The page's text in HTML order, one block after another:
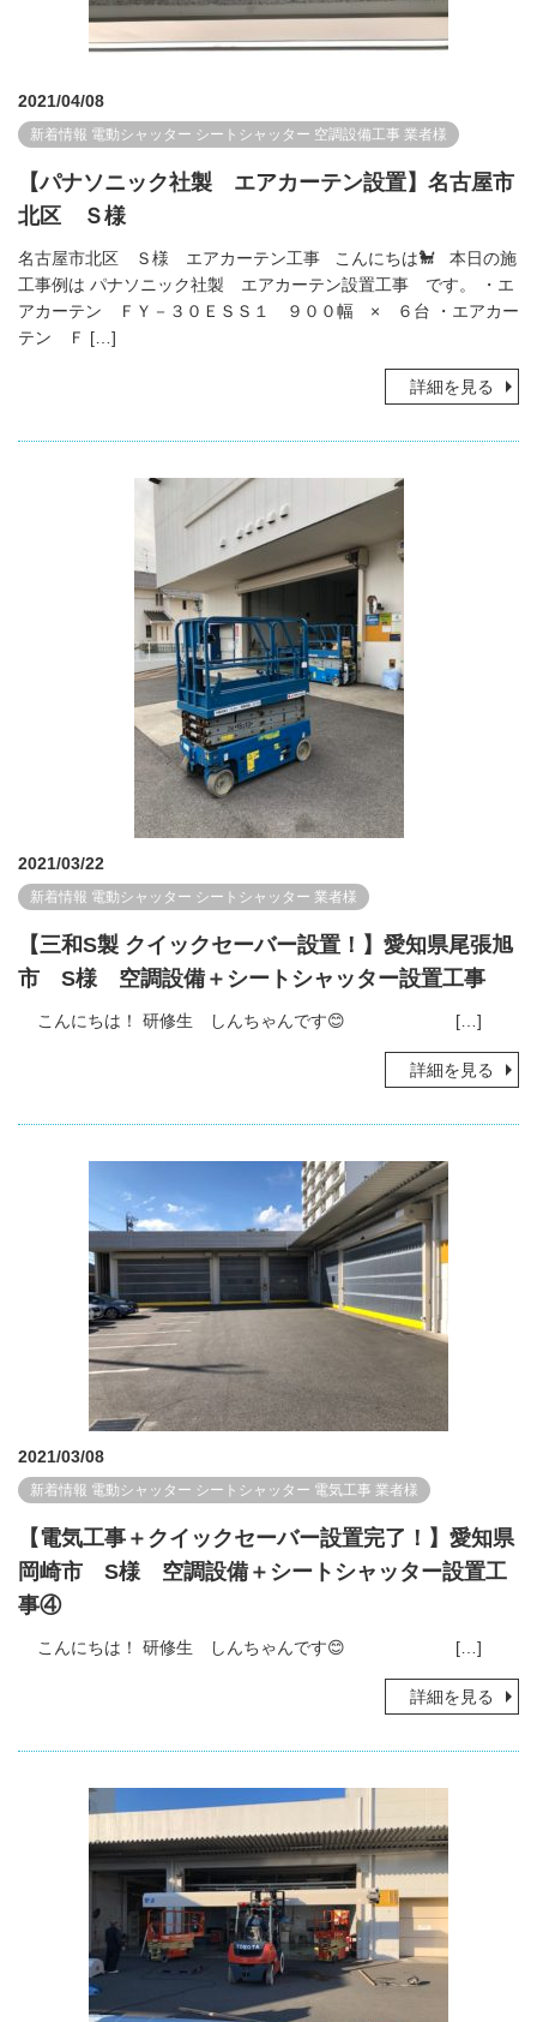
2021/04/08
新着情報 電動シャッター シートシャッター 空調設備工事 業者様
【パナソニック社製 エアカーテン設置】名古屋市
北区 Ｓ様
名古屋市北区 Ｓ様 エアカーテン工事 こんにちは🐩 本日の施
工事例は パナソニック社製 エアカーテン設置工事 です。 ・エ
アカーテン ＦＹ－３０ＥＳＳ１ ９００幅 × ６台 ・エアカー
テン Ｆ […]
詳細を見る
2021/03/22
新着情報 電動シャッター シートシャッター 業者様
【三和S製 クイックセーバー設置！】愛知県尾張旭
市 S様 空調設備＋シートシャッター設置工事
こんにちは！ 研修生 しんちゃんです😊 […]
詳細を見る
2021/03/08
新着情報 電動シャッター シートシャッター 電気工事 業者様
【電気工事＋クイックセーバー設置完了！】愛知県
岡崎市 S様 空調設備＋シートシャッター設置工
事④
こんにちは！ 研修生 しんちゃんです😊 […]
詳細を見る